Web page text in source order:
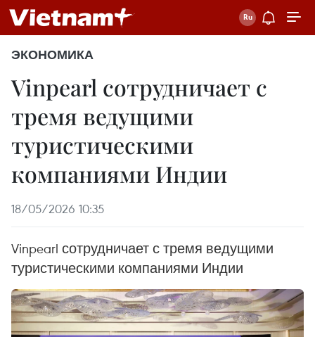
ЭКОНОМИКА
Vinpearl сотрудничает с
тремя ведущими
туристическими
компаниями Индии
18/05/2026 10:35
Vinpearl сотрудничает с тремя ведущими
туристическими компаниями Индии